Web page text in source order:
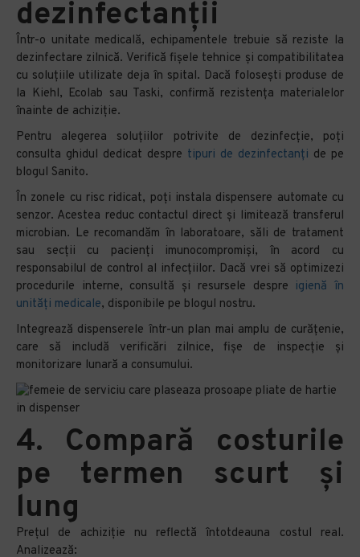
dezinfectanții
Într-o unitate medicală, echipamentele trebuie să reziste la
dezinfectare zilnică. Verifică fișele tehnice și compatibilitatea
cu soluțiile utilizate deja în spital. Dacă folosești produse de
la Kiehl, Ecolab sau Taski, confirmă rezistența materialelor
înainte de achiziție.
Pentru alegerea soluțiilor potrivite de dezinfecție, poți
consulta ghidul dedicat despre tipuri de dezinfectanți de pe
blogul Sanito.
În zonele cu risc ridicat, poți instala dispensere automate cu
senzor. Acestea reduc contactul direct și limitează transferul
microbian. Le recomandăm în laboratoare, săli de tratament
sau secții cu pacienți imunocompromiși, în acord cu
responsabilul de control al infecțiilor. Dacă vrei să optimizezi
procedurile interne, consultă și resursele despre igienă în
unități medicale, disponibile pe blogul nostru.
Integrează dispenserele într-un plan mai amplu de curățenie,
care să includă verificări zilnice, fișe de inspecție și
monitorizare lunară a consumului.
4. Compară costurile
pe termen scurt și
lung
Prețul de achiziție nu reflectă întotdeauna costul real.
Analizează: